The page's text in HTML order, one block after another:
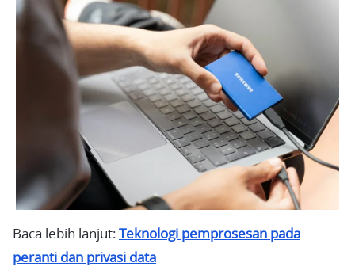
Baca lebih lanjut: Teknologi pemprosesan pada
peranti dan privasi data